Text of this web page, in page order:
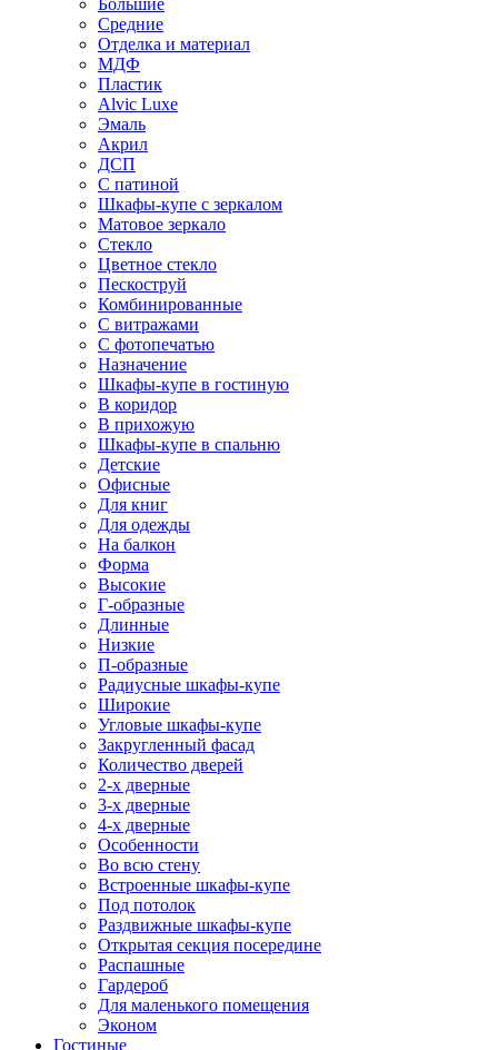
Большие
Средние
Отделка и материал
МДФ
Пластик
Alvic Luxe
Эмаль
Акрил
ДСП
С патиной
Шкафы-купе с зеркалом
Матовое зеркало
Стекло
Цветное стекло
Пескоструй
Комбинированные
С витражами
С фотопечатью
Назначение
Шкафы-купе в гостиную
В коридор
В прихожую
Шкафы-купе в спальню
Детские
Офисные
Для книг
Для одежды
На балкон
Форма
Высокие
Г-образные
Длинные
Низкие
П-образные
Радиусные шкафы-купе
Широкие
Угловые шкафы-купе
Закругленный фасад
Количество дверей
2-х дверные
3-х дверные
4-х дверные
Особенности
Во всю стену
Встроенные шкафы-купе
Под потолок
Раздвижные шкафы-купе
Открытая секция посередине
Распашные
Гардероб
Для маленького помещения
Эконом
Гостиные